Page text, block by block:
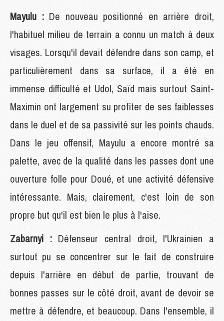
Mayulu : De nouveau positionné en arrière droit,
l'habituel milieu de terrain a connu un match à deux
visages. Lorsqu'il devait défendre dans son camp, et
particulièrement dans sa surface, il a été en
immense difficulté et Udol, Saïd mais surtout Saint-
Maximin ont largement su profiter de ses faiblesses
dans le duel et de sa passivité sur les points chauds.
Dans le jeu offensif, Mayulu a encore montré sa
palette, avec de la qualité dans les passes dont une
ouverture folle pour Doué, et une activité défensive
intéressante. Mais, clairement, c'est loin de son
propre but qu'il est bien le plus à l'aise.
Zabarnyi : Défenseur central droit, l'Ukrainien a
surtout pu se concentrer sur le fait de construire
depuis l'arrière en début de partie, trouvant de
bonnes passes sur le côté droit, avant de devoir se
mettre à défendre, et beaucoup. Dans l'ensemble, il